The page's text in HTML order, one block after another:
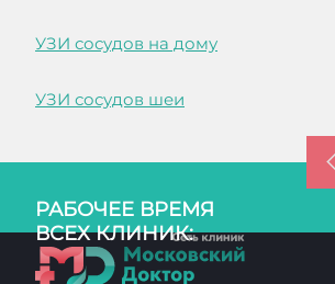
УЗИ сосудов на дому
УЗИ сосудов шеи
РАБОЧЕЕ ВРЕМЯ
ВСЕХ КЛИНИК: